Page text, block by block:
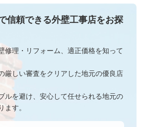
信頼できる外壁工事店をお探
修理・リフォーム、適正価格を知って
厳しい審査をクリアした地元の優良店
ルを避け、安心して任せられる地元の
ます。